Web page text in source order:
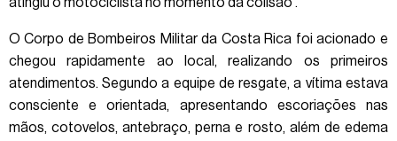
O Corpo de Bombeiros Militar da Costa Rica foi acionado e
chegou rapidamente ao local, realizando os primeiros
atendimentos. Segundo a equipe de resgate, a vítima estava
consciente e orientada, apresentando escoriações nas
mãos, cotovelos, antebraço, perna e rosto, além de edema